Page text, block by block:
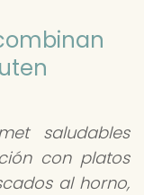
saludables
con platos
al horno,